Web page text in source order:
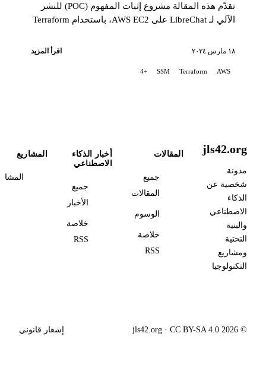
تقدّم هذه المقالة مشروع إثبات المفهوم (POC) للنشر
الآلي لـ LibreChat على AWS EC2، باستخدام Terraform
١٨ مارس ٢٠٢٤ اقرأ المزيد
AWS
Terraform
SSM
+4
jls42.org
مدونة
شخصية عن
الذكاء
الاصطناعي
والبنية
التحتية
ومشاريع
التكنولوجيا
المقالات
جميع
المقالات
الوسوم
خلاصة
RSS
أخبار الذكاء
الاصطناعي
جميع
الأخبار
خلاصة
RSS
المشاريع
© 2026 jls42.org · CC BY-SA 4.0 إشعار قانوني